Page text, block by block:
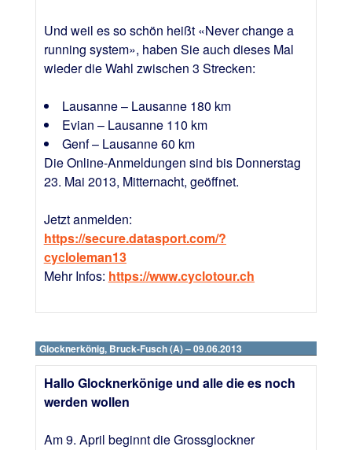
Und weil es so schön heißt «Never change a
running system», haben Sie auch dieses Mal
wieder die Wahl zwischen 3 Strecken:
Lausanne – Lausanne 180 km
Evian – Lausanne 110 km
Genf – Lausanne 60 km
Die Online-Anmeldungen sind bis Donnerstag
23. Mai 2013, Mitternacht, geöffnet.
Jetzt anmelden:
https://secure.datasport.com/?
cycloleman13
Mehr Infos: https://www.cyclotour.ch
Glocknerkönig, Bruck-Fusch (A) – 09.06.2013
Hallo Glocknerkönige und alle die es noch
werden wollen
Am 9. April beginnt die Grossglockner